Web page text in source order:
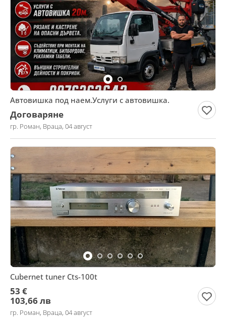
Автовишка под наем.Услуги с автовишка.
Договаряне
гр. Роман, Враца, 04 август
Cubernet tuner Cts-100t
53 €
103,66 лв
гр. Роман, Враца, 04 август